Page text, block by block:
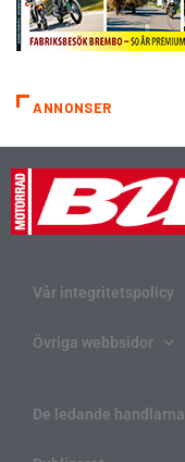
ANNONSER
Vår integritetspolicy
Övriga webbsidor
De ledande handlarna